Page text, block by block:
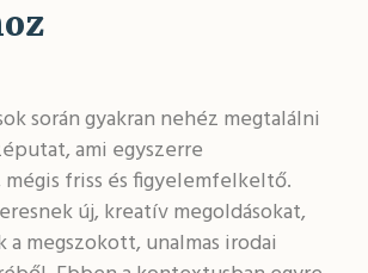
során gyakran nehéz megtalálni
ami egyszerre
friss és figyelemfelkeltő.
új, kreatív megoldásokat,
megszokott, unalmas irodai